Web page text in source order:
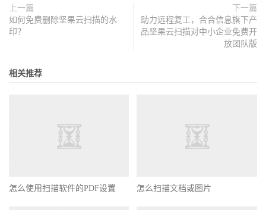
上一篇
如何免费删除坚果云扫描的水
印？
下一篇
助力远程复工，合合信息旗下产
品坚果云扫描对中小企业免费开
放团队版
相关推荐
怎么使用扫描软件的PDF设置 怎么扫描文档或图片